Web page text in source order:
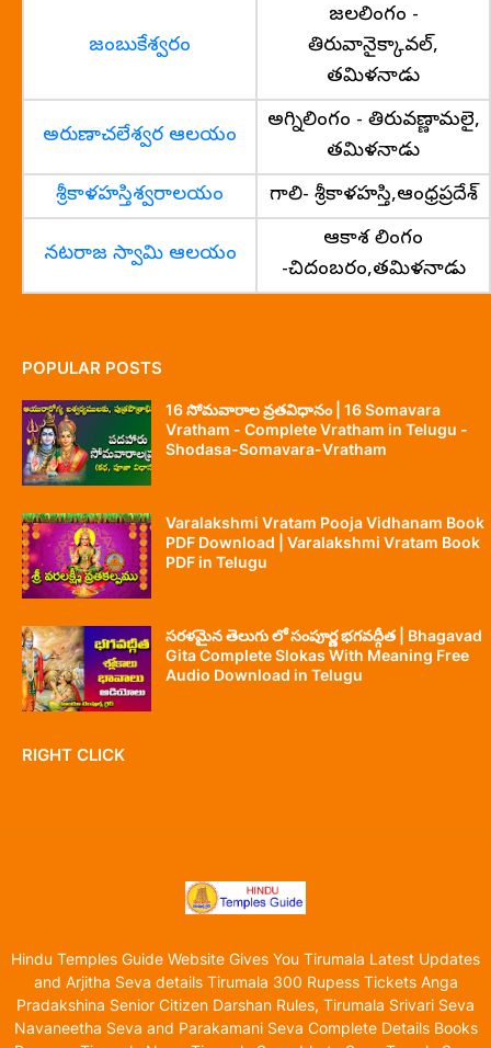
జంబుకేశ్వరం
జలలింగం -
తిరువానైక్కావల్,
తమిళనాడు
అరుణాచలేశ్వర ఆలయం
అగ్నిలింగం - తిరువణ్ణామలై,
తమిళనాడు
శ్రీకాళహస్తిశ్వరాలయం
గాలి- శ్రీకాళహస్తి,ఆంధ్రప్రదేశ్
నటరాజ స్వామి ఆలయం
ఆకాశ లింగం
-చిదంబరం,తమిళనాడు
POPULAR POSTS
16 సోమవారాల వ్రతవిధానం | 16 Somavara
Vratham - Complete Vratham in Telugu -
Shodasa-Somavara-Vratham
Varalakshmi Vratam Pooja Vidhanam Book
PDF Download | Varalakshmi Vratam Book
PDF in Telugu
సరళమైన తెలుగు లో సంపూర్ణ భగవద్గీత | Bhagavad
Gita Complete Slokas With Meaning Free
Audio Download in Telugu
RIGHT CLICK
Hindu Temples Guide Website Gives You Tirumala Latest Updates
and Arjitha Seva details Tirumala 300 Rupess Tickets Anga
Pradakshina Senior Citizen Darshan Rules, Tirumala Srivari Seva
Navaneetha Seva and Parakamani Seva Complete Details Books